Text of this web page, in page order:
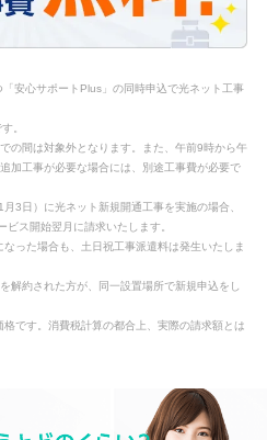
安心サポートPlus」の同時申込で光ネット工事
。
の間は対象外となります。また、午前9時から午
加工事が必要な場合には、別途工事費が必要で
3日）に光ネット新規開通工事を実施の場合、
ス開始翌月に請求いたします。
った場合も、土日祝工事派遣料は発生いたしま
約された方が、同一設置場所で新規申込をし
です。消費税計算の都合上、実際の請求額とは